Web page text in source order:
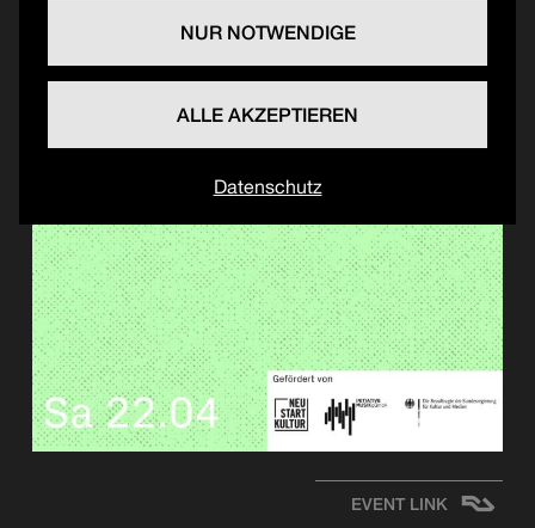
EVENT LINK
NUR NOTWENDIGE
ALLE AKZEPTIEREN
Datenschutz